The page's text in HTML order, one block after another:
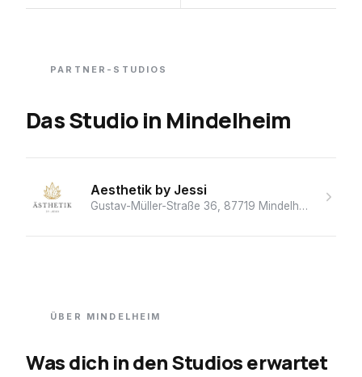
PARTNER-STUDIOS
Das Studioin Mindelheim
Aesthetik by Jessi
Gustav-Müller-Straße 36, 87719 Mindelheim, Deutschland
ÜBER MINDELHEIM
Was dich in den Studios erwartet